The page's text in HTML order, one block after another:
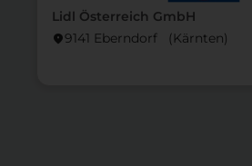
Lidl Österreich GmbH
location_on9141 Eberndorf (Kärnten)